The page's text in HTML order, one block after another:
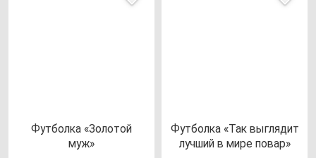
Фут­бол­ка «Золо­той
муж»
Фут­бол­ка «Так выг­ля­дит
луч­ший в ми­ре по­вар»